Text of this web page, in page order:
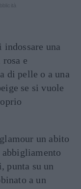
una
e
di pelle o a una
se si vuole
un abito
punta su un
a un